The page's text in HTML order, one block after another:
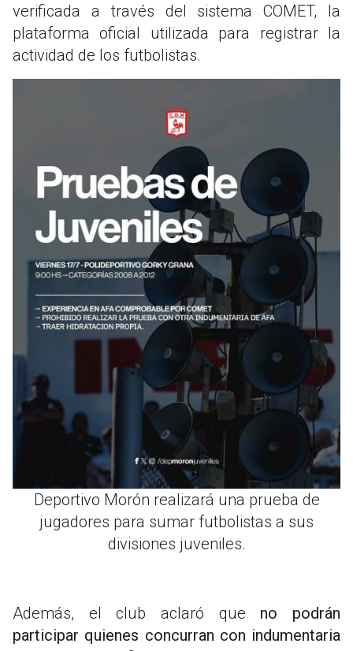
verificada a través del sistema COMET, la
plataforma oficial utilizada para registrar la
actividad de los futbolistas.
Deportivo Morón realizará una prueba de
jugadores para sumar futbolistas a sus
divisiones juveniles.
Además, el club aclaró que no podrán
participar quienes concurran con indumentaria